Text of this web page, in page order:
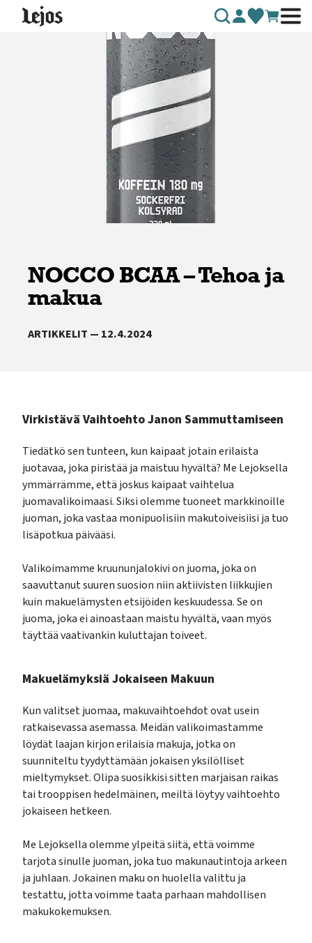
Siirry sisältöön
NOCCO BCAA – Tehoa ja
makua
ARTIKKELIT — 12.4.2024
Virkistävä Vaihtoehto Janon Sammuttamiseen
Tiedätkö sen tunteen, kun kaipaat jotain erilaista
juotavaa, joka piristää ja maistuu hyvältä? Me Lejoksella
ymmärrämme, että joskus kaipaat vaihtelua
juomavalikoimaasi. Siksi olemme tuoneet markkinoille
juoman, joka vastaa monipuolisiin makutoiveisiisi ja tuo
lisäpotkua päivääsi.
Valikoimamme kruununjalokivi on juoma, joka on
saavuttanut suuren suosion niin aktiivisten liikkujien
kuin makuelämysten etsijöiden keskuudessa. Se on
juoma, joka ei ainoastaan maistu hyvältä, vaan myös
täyttää vaativankin kuluttajan toiveet.
Makuelämyksiä Jokaiseen Makuun
Kun valitset juomaa, makuvaihtoehdot ovat usein
ratkaisevassa asemassa. Meidän valikoimastamme
löydät laajan kirjon erilaisia makuja, jotka on
suunniteltu tyydyttämään jokaisen yksilölliset
mieltymykset. Olipa suosikkisi sitten marjaisan raikas
tai trooppisen hedelmäinen, meiltä löytyy vaihtoehto
jokaiseen hetkeen.
Me Lejoksella olemme ylpeitä siitä, että voimme
tarjota sinulle juoman, joka tuo makunautintoja arkeen
ja juhlaan. Jokainen maku on huolella valittu ja
testattu, jotta voimme taata parhaan mahdollisen
makukokemuksen.